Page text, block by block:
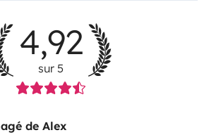
4,92
sur 5
de Alex